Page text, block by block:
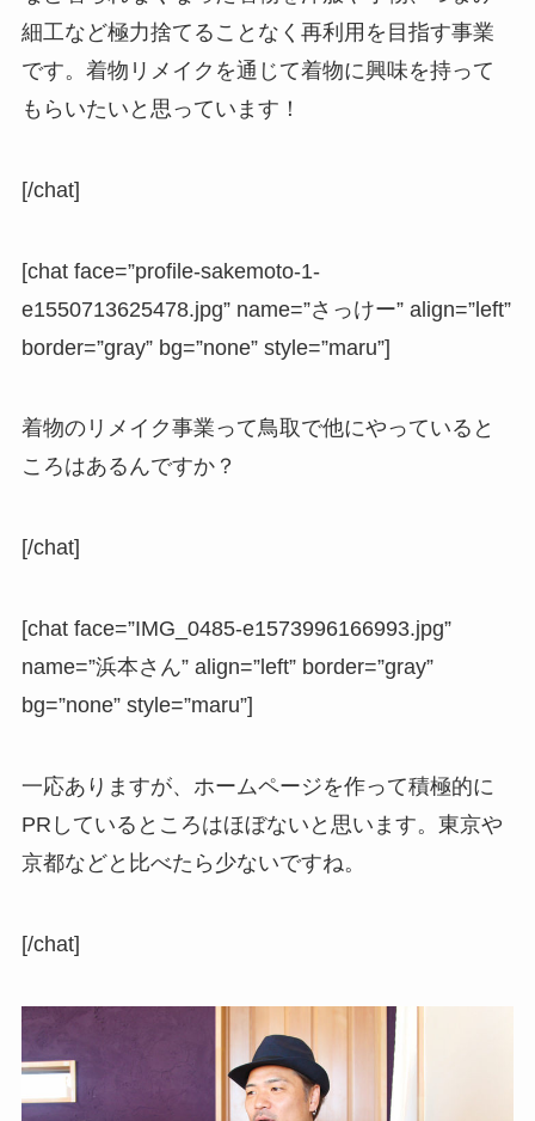
細工など極力捨てることなく再利用を目指す事業
です。着物リメイクを通じて着物に興味を持って
もらいたいと思っています！
[/chat]
[chat face=”profile-sakemoto-1-
e1550713625478.jpg” name=”さっけー” align=”left”
border=”gray” bg=”none” style=”maru”]
着物のリメイク事業って鳥取で他にやっていると
ころはあるんですか？
[/chat]
[chat face=”IMG_0485-e1573996166993.jpg”
name=”浜本さん” align=”left” border=”gray”
bg=”none” style=”maru”]
一応ありますが、ホームページを作って積極的に
PRしているところはほぼないと思います。東京や
京都などと比べたら少ないですね。
[/chat]